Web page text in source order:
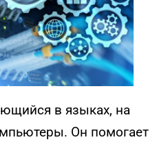
в языках, на
Он помогает